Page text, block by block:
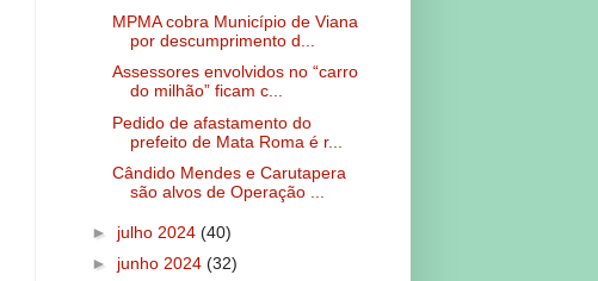
MPMA cobra Município de Viana
por descumprimento d...
Assessores envolvidos no “carro
do milhão” ficam c...
Pedido de afastamento do
prefeito de Mata Roma é r...
Cândido Mendes e Carutapera
são alvos de Operação ...
► julho 2024 (40)
► junho 2024 (32)